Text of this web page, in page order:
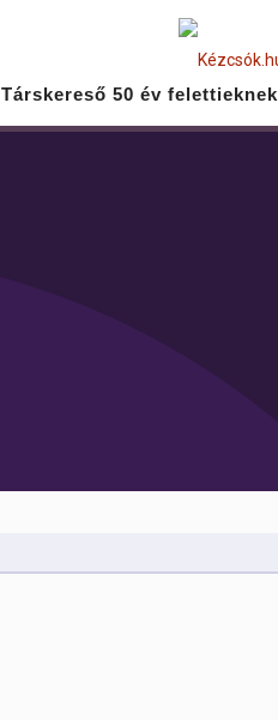
Társkereső 50 év felettieknek